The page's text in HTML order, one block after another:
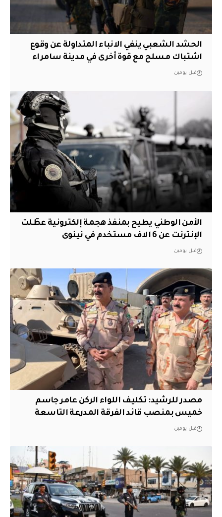
الحشد الشعبي ينفي الانباء المتداولة عن وقوع
اشتباك مسلح مع قوة أخرى في مدينة سامراء
قبل يومين
الأمن الوطني يطيح بمنفذ هجمة إلكترونية عطّلت
الإنترنت عن 6 الاف مستخدم في نينوى
قبل يومين
مصدر للرشيد: تكليف اللواء الركن عامر جاسم
خميس بمنصب قائد الفرقة المدرعة التاسعة
قبل يومين